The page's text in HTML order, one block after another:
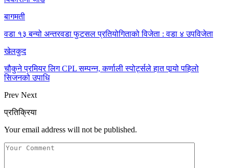
बागमती
वडा १३ बन्यो अन्तरवडा फुटसल प्रतियोगिताको विजेता : वडा ४ उपविजेता
खेलकुद
चौकुने प्रमियर लिग CPL सम्पन्न, कर्णाली स्पोर्ट्सले हात पार्‍यो पहिलो
सिजनको उपाधि
Prev Next
प्रतिक्रिया
Your email address will not be published.